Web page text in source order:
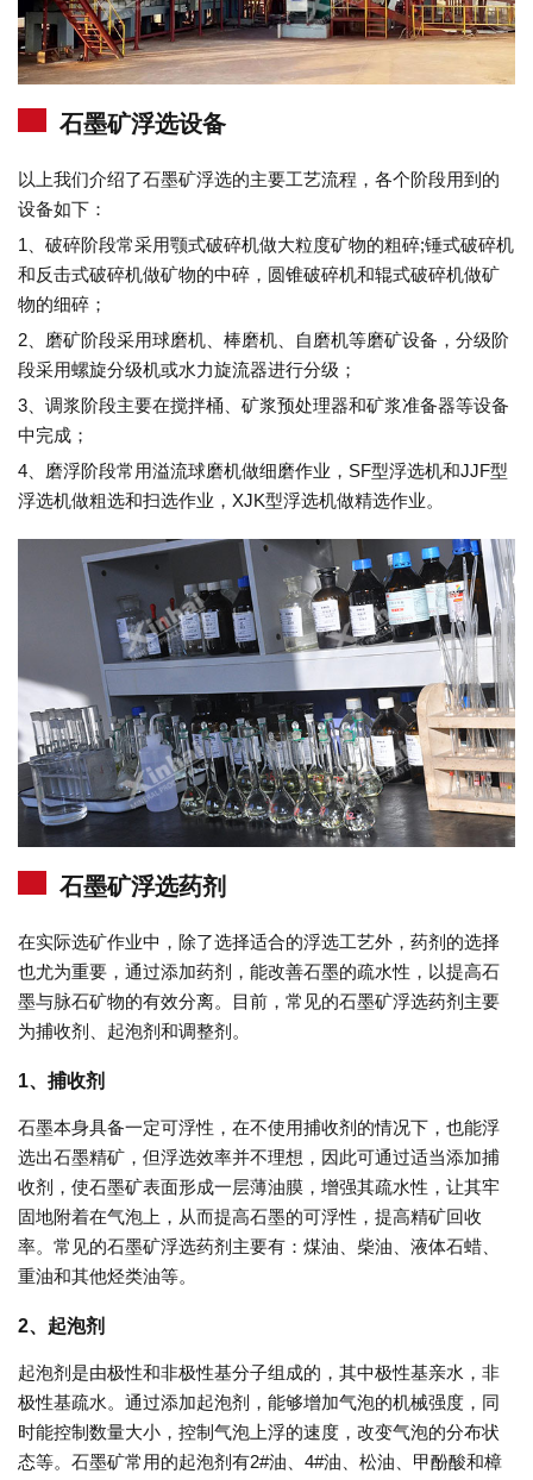
石墨矿浮选设备
以上我们介绍了石墨矿浮选的主要工艺流程，各个阶段用到的
设备如下：
1、破碎阶段常采用颚式破碎机做大粒度矿物的粗碎;锤式破碎机
和反击式破碎机做矿物的中碎，圆锥破碎机和辊式破碎机做矿
物的细碎；
2、磨矿阶段采用球磨机、棒磨机、自磨机等磨矿设备，分级阶
段采用螺旋分级机或水力旋流器进行分级；
3、调浆阶段主要在搅拌桶、矿浆预处理器和矿浆准备器等设备
中完成；
4、磨浮阶段常用溢流球磨机做细磨作业，SF型浮选机和JJF型
浮选机做粗选和扫选作业，XJK型浮选机做精选作业。
石墨矿浮选药剂
在实际选矿作业中，除了选择适合的浮选工艺外，药剂的选择
也尤为重要，通过添加药剂，能改善石墨的疏水性，以提高石
墨与脉石矿物的有效分离。目前，常见的石墨矿浮选药剂主要
为捕收剂、起泡剂和调整剂。
1、捕收剂
石墨本身具备一定可浮性，在不使用捕收剂的情况下，也能浮
选出石墨精矿，但浮选效率并不理想，因此可通过适当添加捕
收剂，使石墨矿表面形成一层薄油膜，增强其疏水性，让其牢
固地附着在气泡上，从而提高石墨的可浮性，提高精矿回收
率。常见的石墨矿浮选药剂主要有：煤油、柴油、液体石蜡、
重油和其他烃类油等。
2、起泡剂
起泡剂是由极性和非极性基分子组成的，其中极性基亲水，非
极性基疏水。通过添加起泡剂，能够增加气泡的机械强度，同
时能控制数量大小，控制气泡上浮的速度，改变气泡的分布状
态等。石墨矿常用的起泡剂有2#油、4#油、松油、甲酚酸和樟